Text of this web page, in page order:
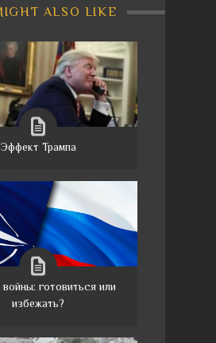
ALSO LIKE
Эффект Трампа
готовиться или
избежать?